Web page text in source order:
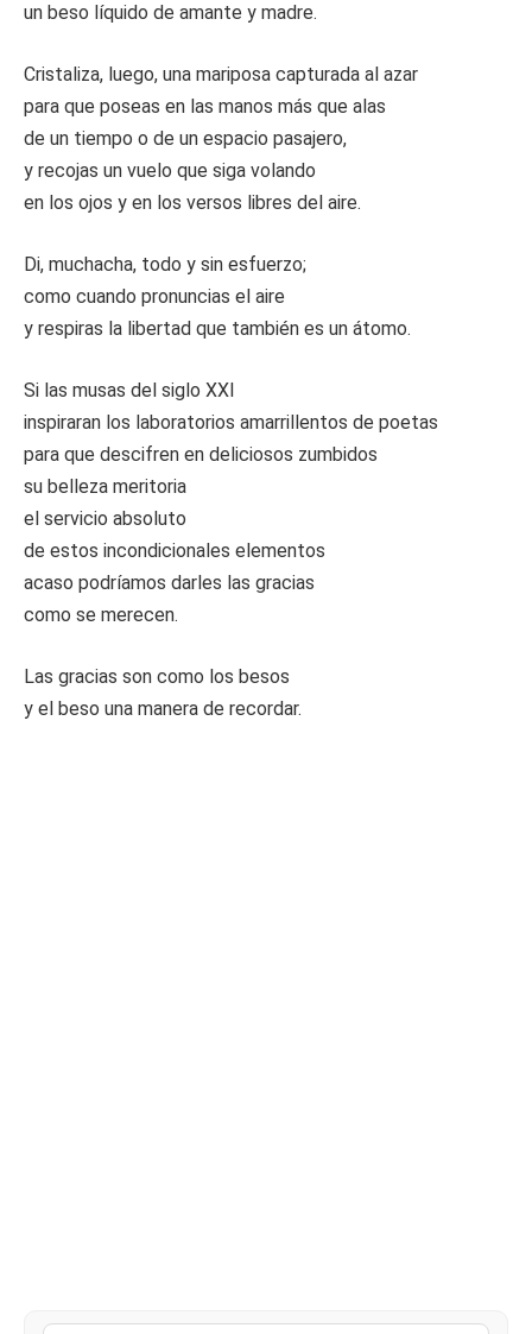
un beso líquido de amante y madre.
Cristaliza, luego, una mariposa capturada al azar
para que poseas en las manos más que alas
de un tiempo o de un espacio pasajero,
y recojas un vuelo que siga volando
en los ojos y en los versos libres del aire.
Di, muchacha, todo y sin esfuerzo;
como cuando pronuncias el aire
y respiras la libertad que también es un átomo.
Si las musas del siglo XXI
inspiraran los laboratorios amarrillentos de poetas
para que descifren en deliciosos zumbidos
su belleza meritoria
el servicio absoluto
de estos incondicionales elementos
acaso podríamos darles las gracias
como se merecen.
Las gracias son como los besos
y el beso una manera de recordar.